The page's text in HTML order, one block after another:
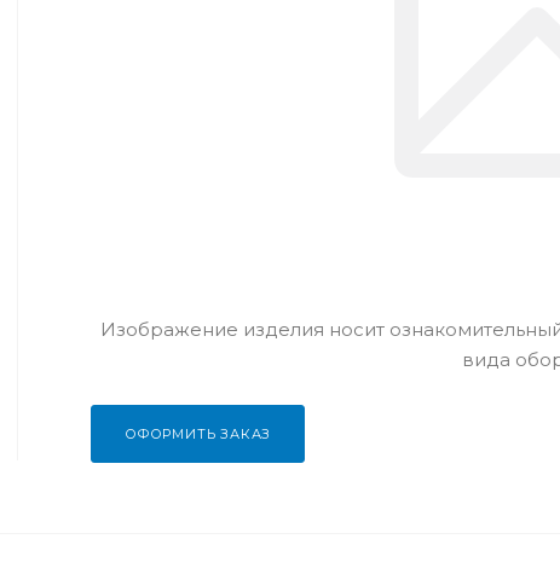
Изображение изделия носит
вида
ОФОРМИТЬ ЗАКАЗ